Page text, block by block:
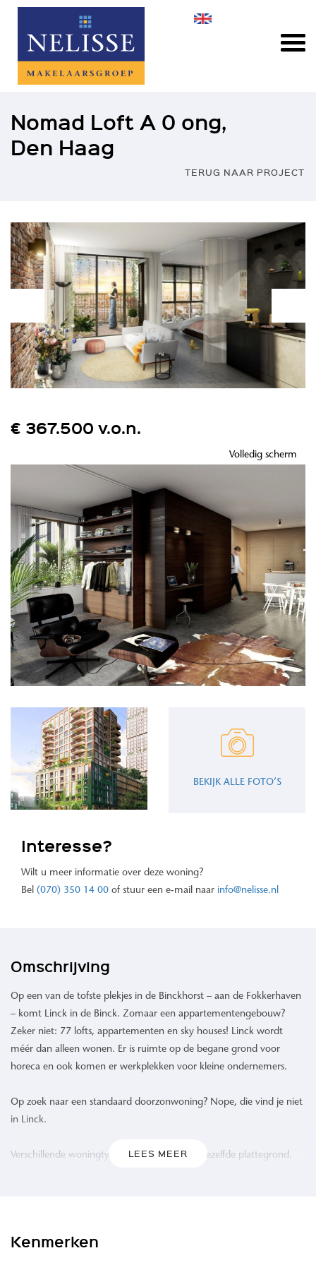
Nomad Loft A 0 ong,
Den Haag
TERUG NAAR PROJECT
€ 367.500 v.o.n.
Volledig scherm
BEKIJK ALLE FOTO’S
Interesse?
Wilt u meer informatie over deze woning?
Bel (070) 350 14 00 of stuur een e-mail naar info@nelisse.nl
Omschrijving
Op een van de tofste plekjes in de Binckhorst – aan de Fokkerhaven
– komt Linck in de Binck. Zomaar een appartementengebouw?
Zeker niet: 77 lofts, appartementen en sky houses! Linck wordt
méér dan alleen wonen. Er is ruimte op de begane grond voor
horeca en ook komen er werkplekken voor kleine ondernemers.
Op zoek naar een standaard doorzonwoning? Nope, die vind je niet
in Linck.
Verschillende woningtypes en bijna niet één dezelfde plattegrond.
het sociale hart van het gebouw: het atrium.
LEES MEER
Kenmerken